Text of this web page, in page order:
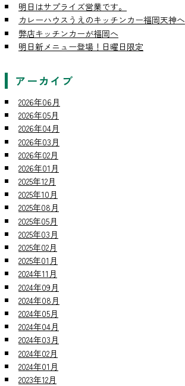
明日はサプライズ営業です。
カレーハウスうえのキッチンカー福岡天神へ
弊店キッチンカーが福岡へ
明日新メニュー登場！日曜日限定
アーカイブ
2026年06月
2026年05月
2026年04月
2026年03月
2026年02月
2026年01月
2025年12月
2025年10月
2025年08月
2025年05月
2025年03月
2025年02月
2025年01月
2024年11月
2024年09月
2024年08月
2024年05月
2024年04月
2024年03月
2024年02月
2024年01月
2023年12月